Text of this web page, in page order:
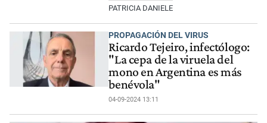
PATRICIA DANIELE
PROPAGACIÓN DEL VIRUS
Ricardo Tejeiro, infectólogo:
"La cepa de la viruela del
mono en Argentina es más
benévola"
04-09-2024 13:11